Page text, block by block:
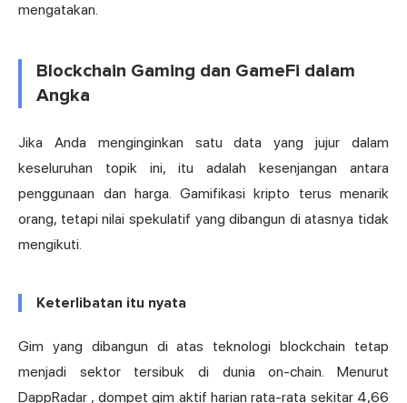
mengatakan.
Blockchain Gaming dan GameFi dalam
Angka
Jika Anda menginginkan satu data yang jujur dalam
keseluruhan topik ini, itu adalah kesenjangan antara
penggunaan dan harga. Gamifikasi kripto terus menarik
orang, tetapi nilai spekulatif yang dibangun di atasnya tidak
mengikuti.
Keterlibatan itu nyata
Gim yang dibangun di atas teknologi blockchain tetap
menjadi sektor tersibuk di dunia on-chain. Menurut
DappRadar , dompet gim aktif harian rata-rata sekitar 4,66